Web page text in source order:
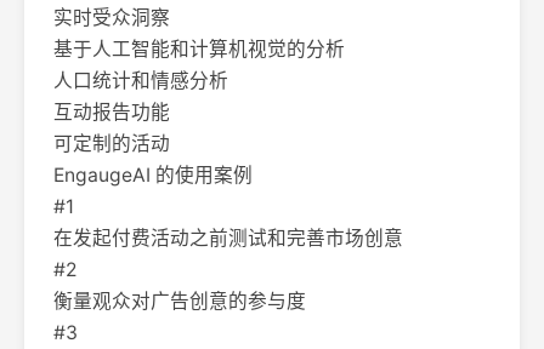
实时受众洞察
基于人工智能和计算机视觉的分析
人口统计和情感分析
互动报告功能
可定制的活动
EngaugeAI 的使用案例
#1
在发起付费活动之前测试和完善市场创意
#2
衡量观众对广告创意的参与度
#3